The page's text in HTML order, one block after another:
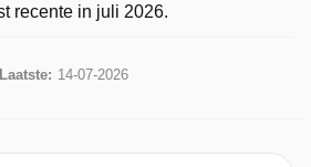
recente in juli 2026.
Laatste: 14-07-2026